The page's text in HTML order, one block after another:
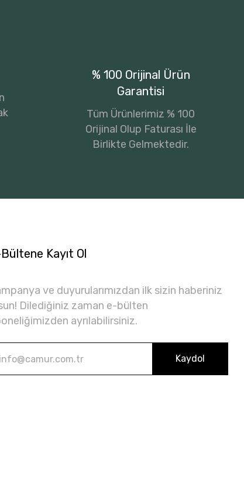
% 100 Orijinal Ürün
Garantisi
Tüm Ürünlerimiz % 100
Orijinal Olup Faturası İle
Birlikte Gelmektedir.
Kayıt Ol
ve duyurularımızdan ilk sizin haberiniz
Dilediğiniz zaman e-bülten
ayrılabilirsiniz.
Kaydol